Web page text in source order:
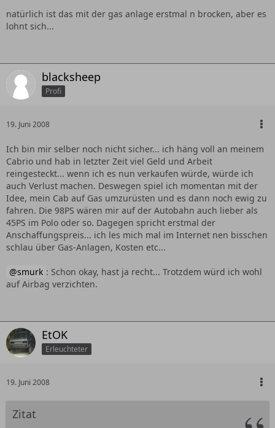
natürlich ist das mit der gas anlage erstmal n brocken, aber es
lohnt sich...
blacksheep
Profi
19. Juni 2008
Ich bin mir selber noch nicht sicher... ich häng voll an meinem
Cabrio und hab in letzter Zeit viel Geld und Arbeit
reingesteckt... wenn ich es nun verkaufen würde, würde ich
auch Verlust machen. Deswegen spiel ich momentan mit der
Idee, mein Cab auf Gas umzurüsten und es dann noch ewig zu
fahren. Die 98PS wären mir auf der Autobahn auch lieber als
45PS im Polo oder so. Dagegen spricht erstmal der
Anschaffungspreis... ich les mich mal im Internet nen bisschen
schlau über Gas-Anlagen, Kosten etc...
smurk : Schon okay, hast ja recht... Trotzdem würd ich wohl
auf Airbag verzichten.
EtOK
Erleuchteter
19. Juni 2008
Zitat